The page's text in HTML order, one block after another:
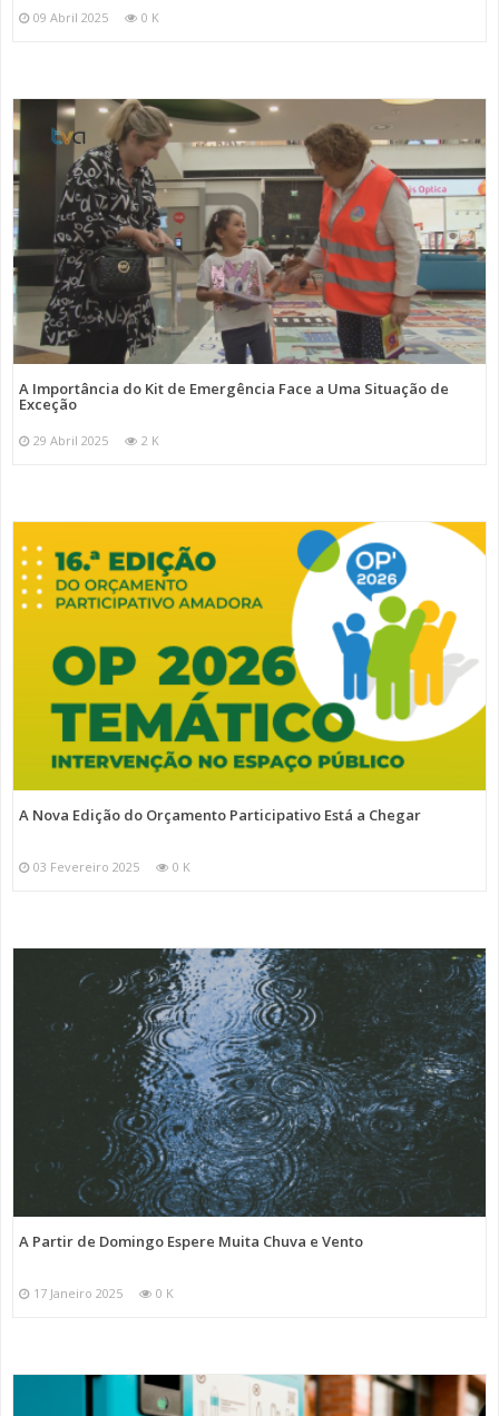
09 Abril 2025 0 K
A Importância do Kit de Emergência Face a Uma Situação de
Exceção
29 Abril 2025 2 K
A Nova Edição do Orçamento Participativo Está a Chegar
03 Fevereiro 2025 0 K
A Partir de Domingo Espere Muita Chuva e Vento
17 Janeiro 2025 0 K